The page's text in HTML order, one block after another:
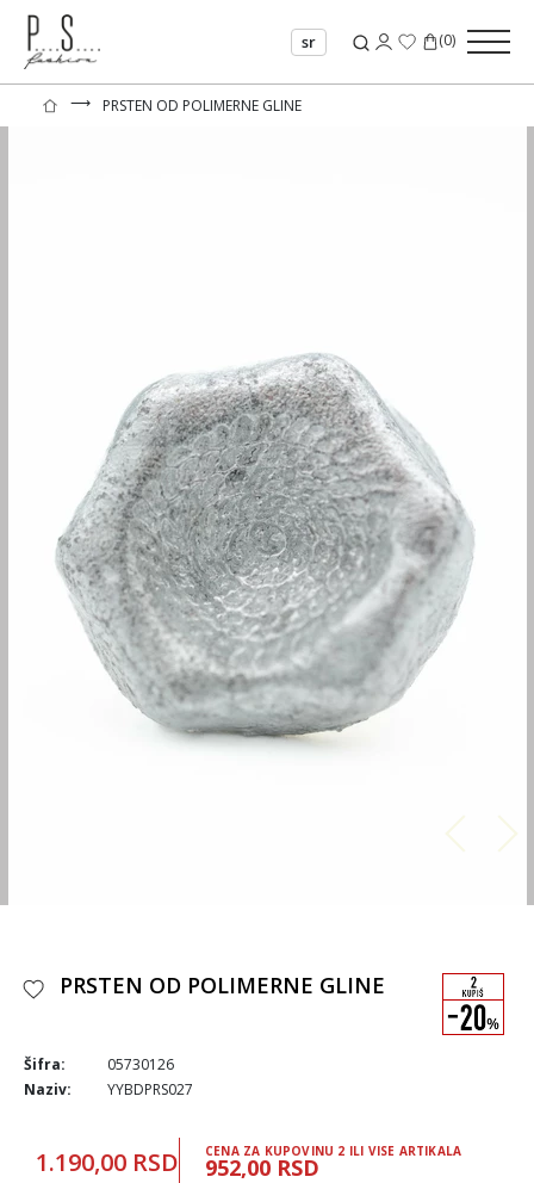
sr (0)
⟶ PRSTEN OD POLIMERNE GLINE
PRSTEN OD POLIMERNE GLINE
Šifra:
05730126
Naziv:
YYBDPRS027
1.190,00 RSD CENA ZA KUPOVINU 2 ILI VISE ARTIKALA
952,00 RSD